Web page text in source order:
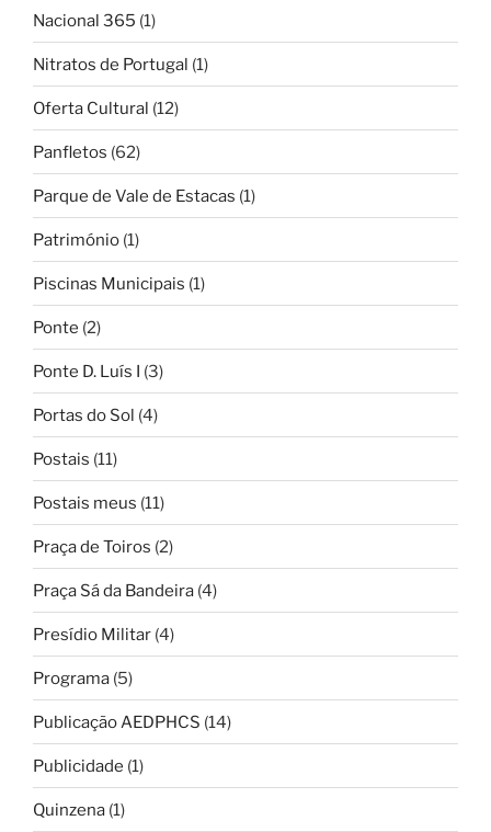
Nacional 365 (1)
Nitratos de Portugal (1)
Oferta Cultural (12)
Panfletos (62)
Parque de Vale de Estacas (1)
Património (1)
Piscinas Municipais (1)
Ponte (2)
Ponte D. Luís I (3)
Portas do Sol (4)
Postais (11)
Postais meus (11)
Praça de Toiros (2)
Praça Sá da Bandeira (4)
Presídio Militar (4)
Programa (5)
Publicação AEDPHCS (14)
Publicidade (1)
Quinzena (1)